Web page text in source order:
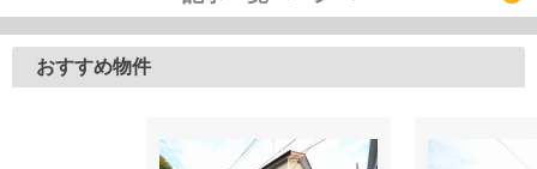
おすすめ物件